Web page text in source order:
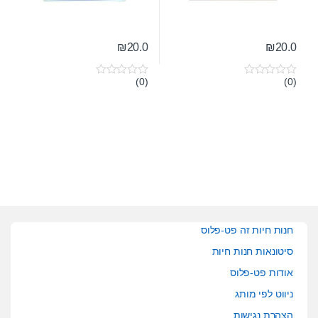
₪20.0
0(0)
₪20.0
0(0)
חנות חיות זה פט-פלוס
סיטונאות חנות חיות
אודות פט-פלוס
ניווט לפי מותג
הצהרת נגישות